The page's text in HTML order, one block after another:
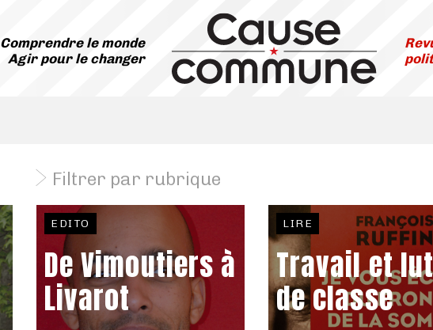
Comprendre le monde
Agir pour le changer
Filtrer par rubrique
EDITO
De Vimoutiers à
Livarot
LIRE
Travail et
de classe